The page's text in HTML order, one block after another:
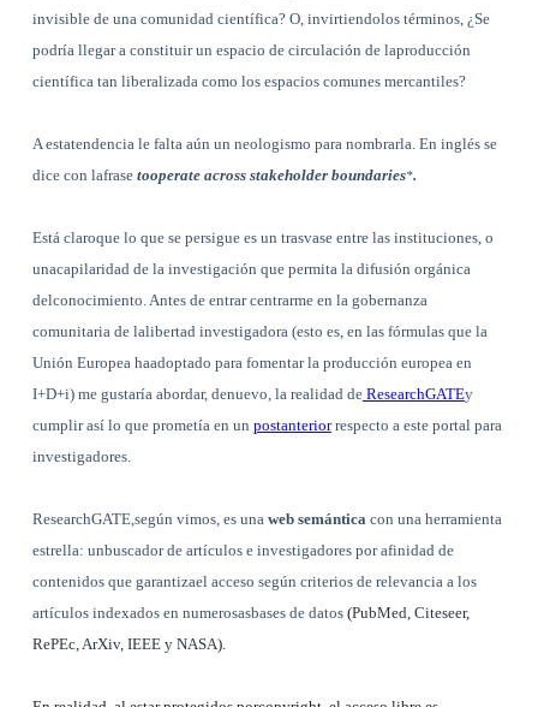
invisible de una comunidad científica? O, invirtiendolos términos, ¿Se
podría llegar a constituir un espacio de circulación de laproducción
científica tan liberalizada como los espacios comunes mercantiles?
A estatendencia le falta aún un neologismo para nombrarla. En inglés se
dice con lafrase tooperate across stakeholder boundaries*.
Está claroque lo que se persigue es un trasvase entre las instituciones, o
unacapilaridad de la investigación que permita la difusión orgánica
delconocimiento. Antes de entrar centrarme en la gobernanza
comunitaria de lalibertad investigadora (esto es, en las fórmulas que la
Unión Europeahaadoptado para fomentar la producción europea en
I+D+i) me gustaría abordar, denuevo, la realidad deResearchGATEy
cumplir así lo que prometía en un postanteriorrespecto a este portal para
investigadores.
ResearchGATE,según vimos, es una web semánticacon una herramienta
estrella: unbuscador de artículos e investigadores por afinidad de
contenidos que garantizael acceso según criterios de relevancia a los
artículos indexados en numerosasbases de datos (PubMed, Citeseer,
RePEc, ArXiv, IEEE y NASA).